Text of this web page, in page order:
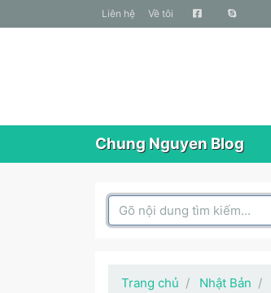
liên hệ Về tôi
Chung Nguyen Blog
Search Box
Trang chủ Nhật Bản